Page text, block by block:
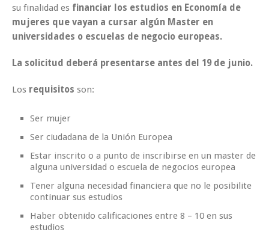
su finalidad es financiar los estudios en Economía de
mujeres que vayan a cursar algún Master en
universidades o escuelas de negocio europeas.
La solicitud deberá presentarse antes del 19 de junio.
Los requisitos son:
Ser mujer
Ser ciudadana de la Unión Europea
Estar inscrito o a punto de inscribirse en un master de
alguna universidad o escuela de negocios europea
Tener alguna necesidad financiera que no le posibilite
continuar sus estudios
Haber obtenido calificaciones entre 8 – 10 en sus
estudios